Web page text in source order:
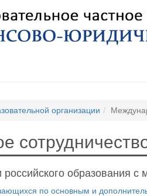
организации
образования
по основным и